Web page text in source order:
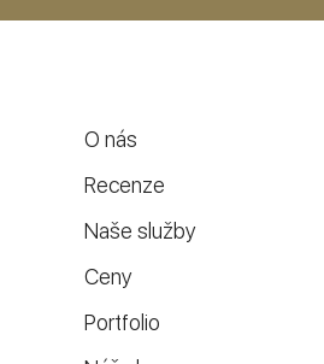
O nás
Recenze
Naše služby
Ceny
Portfolio